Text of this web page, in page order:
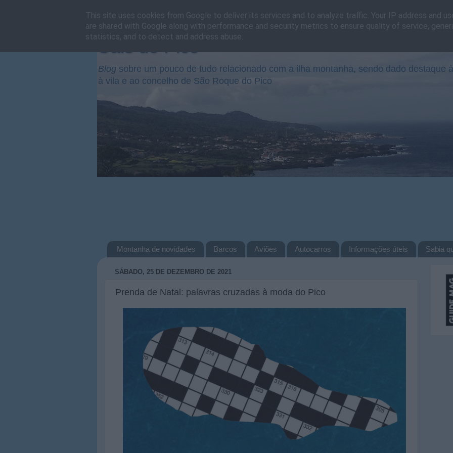
Cais do Pico
Blog sobre um pouco de tudo relacionado com a ilha montanha, sendo dado destaque
à vila e ao concelho de São Roque do Pico
Montanha de novidades Barcos Aviões Autocarros Informações úteis Sabia
SÁBADO, 25 DE DEZEMBRO DE 2021
Prenda de Natal: palavras cruzadas à moda do Pico
This site uses cookies from Google to deliver its services and to analyze traffic. Your IP address and
are shared with Google along with performance and security metrics to ensure quality of service,
statistics, and to detect and address abuse.